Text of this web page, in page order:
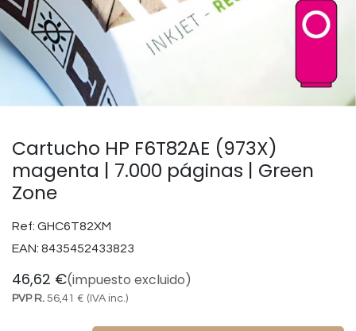
Cartucho HP F6T82AE (973X)
magenta | 7.000 páginas | Green
Zone
Ref: GHC6T82XM
EAN: 8435452433823
46,62 €(impuesto excluido)
PVP R. 56,41 € (IVA inc.)